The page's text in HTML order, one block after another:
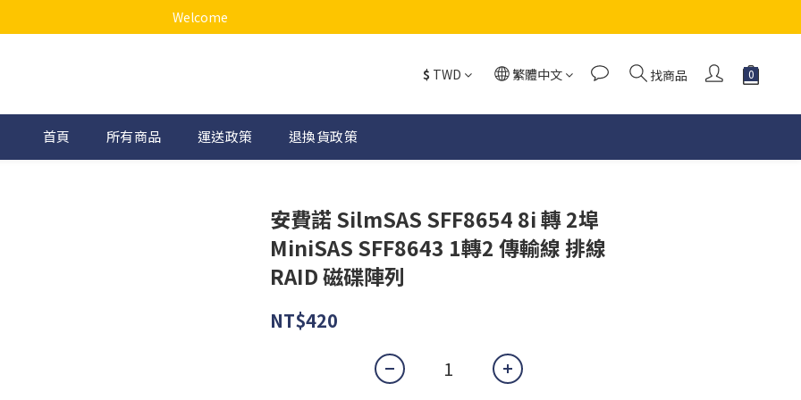
Welcome
$ TWD 繁體中文 找商品
首頁 所有商品 運送政策 退換貨政策
安費諾 SilmSAS SFF8654 8i 轉 2埠
MiniSAS SFF8643 1轉2 傳輸線 排線
RAID 磁碟陣列
NT$420